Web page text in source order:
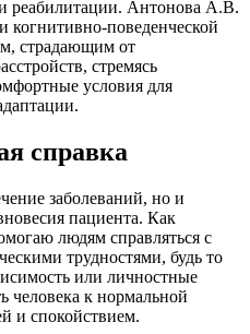
реабилитации. Антонова А.В.
когнитивно-поведенческой
страдающим от
стремясь
условия для
справка
заболеваний, но и
пациента. Как
людям справляться с
трудностями, будь то
или личностные
человека к нормальной
и спокойствием.